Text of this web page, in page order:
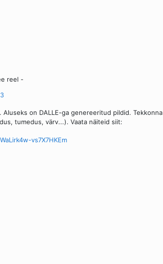
reel -
on DALLE-ga genereeritud pildid. Tekkonna
tumedus, värv...). Vaata näiteid siit:
vs7X7HKEm